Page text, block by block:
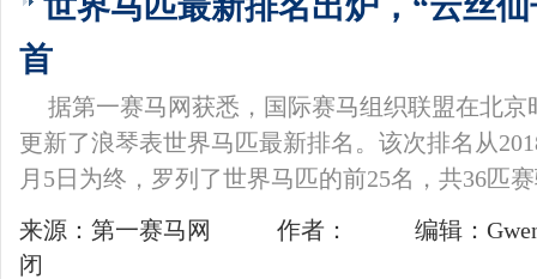
首
据第一赛马网获悉，国际赛马组织联盟在北
更新了浪琴表世界马匹最新排名。该次排名从
月5日为终，罗列了世界马匹的前25名，共36匹
来源：第一赛马网
作者：
编辑：
闭